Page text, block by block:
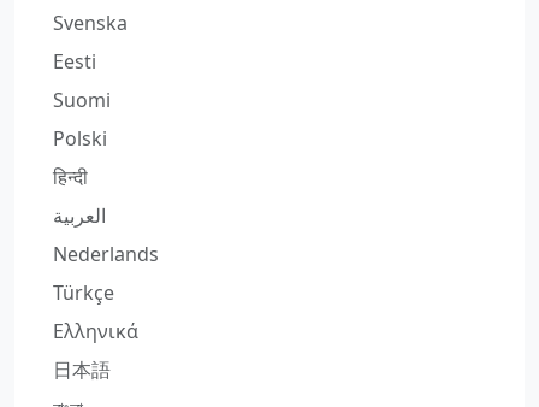
Svenska
Eesti
Suomi
Polski
हिन्दी
العربية
Nederlands
Türkçe
Ελληνικά
日本語